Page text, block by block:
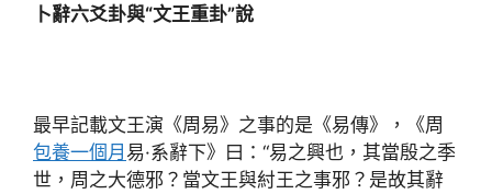
卜辭六爻卦與“文王重卦”說
最早記載文王演《周易》之事的是《易傳》，《周
包養一個月 易·系辭下》曰：“易之興也，其當殷之季
世，周之大德邪？當文王與紂王之事邪？是故其辭